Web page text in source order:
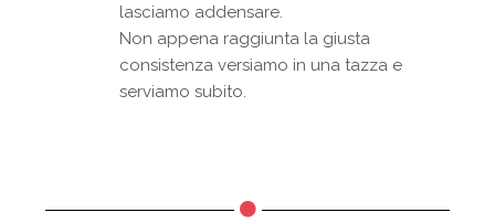
lasciamo addensare.
Non appena raggiunta la giusta
consistenza versiamo in una tazza e
serviamo subito.